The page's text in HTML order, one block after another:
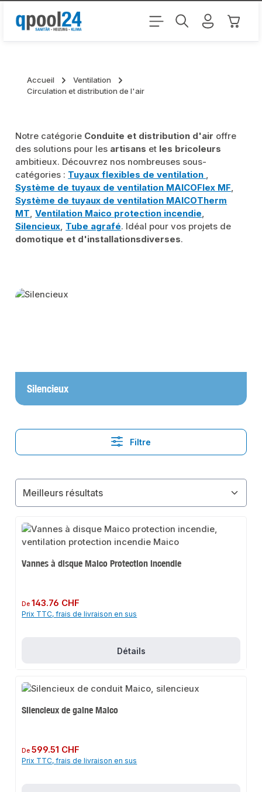
Passer au contenu principal Le
Accueil
Ventilation
Circulation et distribution de l'air
Notre catégorie Conduite et distribution d'air offre
des solutions pour les artisans et les bricoleurs
ambitieux. Découvrez nos nombreuses sous-
catégories : Tuyaux flexibles de ventilation ,
Système de tuyaux de ventilation MAICOFlex MF,
Système de tuyaux de ventilation MAICOTherm
MT,Ventilation Maico protection incendie,
Silencieux, Tube agrafé. Idéal pour vos projets de
domotique et d'installationsdiverses.
Skip category gallery
Silencieux
Filtre
Vannes à disque Maico Protection incendie
Prix régulier :
De143.76 CHF
Prix TTC, frais de livraison en sus
Détails
Silencieux de gaine Maico
Prix régulier :
De599.51 CHF
Prix TTC, frais de livraison en sus